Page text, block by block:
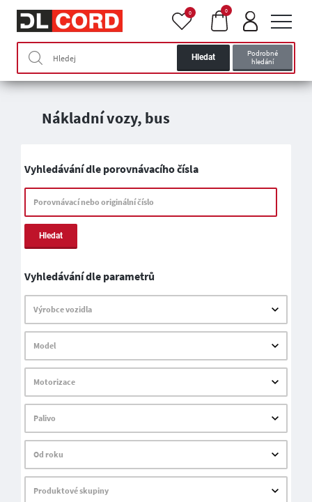
Hledat
Podrobné
hledání
0 0
Nákladní vozy, bus
Vyhledávání dle porovnávacího čísla
Porovnávací nebo originální číslo
Hledat
Vyhledávání dle parametrů
Výrobce vozidla
Model
Motorizace
Palivo
Od roku
Produktové skupiny